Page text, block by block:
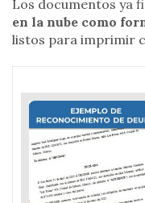
Los documentos ya
en la nube como
listos para imprimir